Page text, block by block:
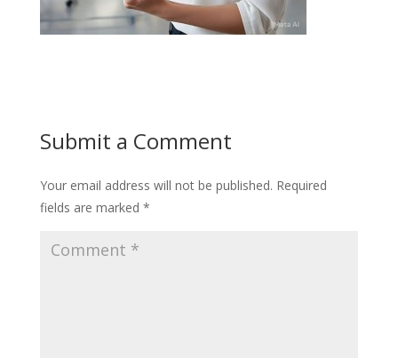
Submit a Comment
Your email address will not be published. Required
fields are marked *